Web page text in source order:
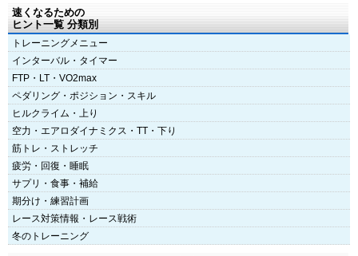
速くなるための
ヒント一覧 分類別
トレーニングメニュー
インターバル・タイマー
FTP・LT・VO2max
ペダリング・ポジション・スキル
ヒルクライム・上り
空力・エアロダイナミクス・TT・下り
筋トレ・ストレッチ
疲労・回復・睡眠
サプリ・食事・補給
期分け・練習計画
レース対策情報・レース戦術
冬のトレーニング